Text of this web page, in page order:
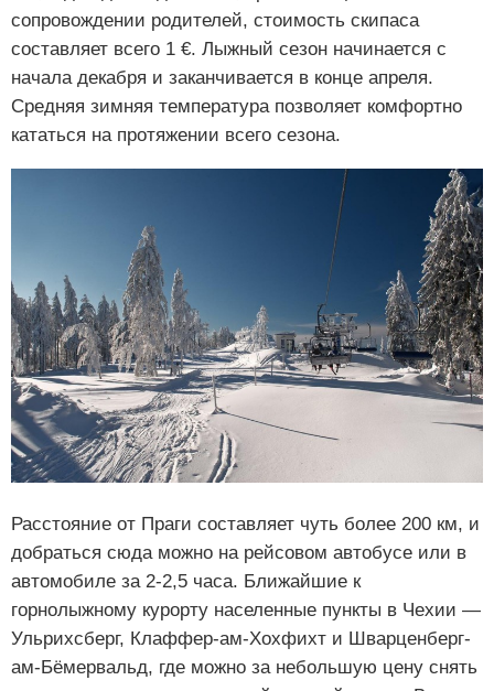
сопровождении родителей, стоимость скипаса
составляет всего 1 €. Лыжный сезон начинается с
начала декабря и заканчивается в конце апреля.
Средняя зимняя температура позволяет комфортно
кататься на протяжении всего сезона.
Расстояние от Праги составляет чуть более 200 км, и
добраться сюда можно на рейсовом автобусе или в
автомобиле за 2-2,5 часа. Ближайшие к
горнолыжному курорту населенные пункты в Чехии —
Ульрихсберг, Клаффер-ам-Хохфихт и Шварценберг-
ам-Бёмервальд, где можно за небольшую цену снять